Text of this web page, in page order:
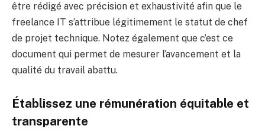
être rédigé avec précision et exhaustivité afin que le
freelance IT s’attribue légitimement le statut de chef
de projet technique. Notez également que c’est ce
document qui permet de mesurer l’avancement et la
qualité du travail abattu.
Établissez une rémunération équitable et
transparente